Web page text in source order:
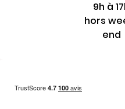
2026, il a été
de
, quitus de
mandat et
au
MEAUX.
9h à
hors
end